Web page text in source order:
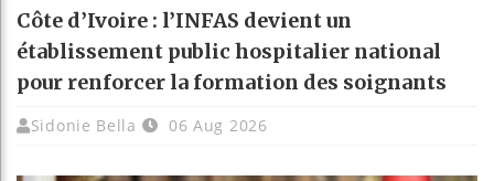
Côte d’Ivoire : l’INFAS devient un
établissement public hospitalier national
pour renforcer la formation des soignants
Sidonie Bella 06 Aug 2026